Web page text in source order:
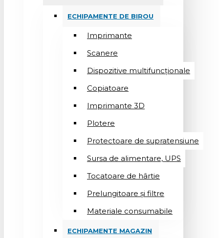
ECHIPAMENTE DE BIROU
Imprimante
Scanere
Dispozitive multifuncționale
Copiatoare
Imprimante 3D
Plotere
Protectoare de supratensiune
Sursa de alimentare, UPS
Tocatoare de hârtie
Prelungitoare și filtre
Materiale consumabile
ECHIPAMENTE MAGAZIN